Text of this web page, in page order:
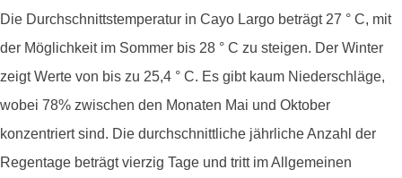
Die Durchschnittstemperatur in Cayo Largo beträgt 27 ° C, mit
der Möglichkeit im Sommer bis 28 ° C zu steigen. Der Winter
zeigt Werte von bis zu 25,4 ° C. Es gibt kaum Niederschläge,
wobei 78% zwischen den Monaten Mai und Oktober
konzentriert sind. Die durchschnittliche jährliche Anzahl der
Regentage beträgt vierzig Tage und tritt im Allgemeinen